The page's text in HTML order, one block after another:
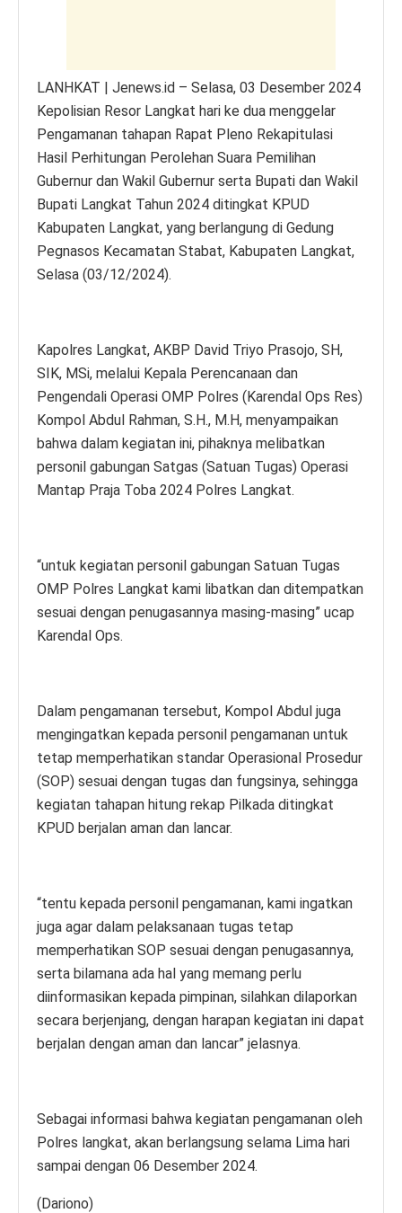
LANHKAT | Jenews.id – Selasa, 03 Desember 2024
Kepolisian Resor Langkat hari ke dua menggelar
Pengamanan tahapan Rapat Pleno Rekapitulasi
Hasil Perhitungan Perolehan Suara Pemilihan
Gubernur dan Wakil Gubernur serta Bupati dan Wakil
Bupati Langkat Tahun 2024 ditingkat KPUD
Kabupaten Langkat, yang berlangung di Gedung
Pegnasos Kecamatan Stabat, Kabupaten Langkat,
Selasa (03/12/2024).
Kapolres Langkat, AKBP David Triyo Prasojo, SH,
SIK, MSi, melalui Kepala Perencanaan dan
Pengendali Operasi OMP Polres (Karendal Ops Res)
Kompol Abdul Rahman, S.H., M.H, menyampaikan
bahwa dalam kegiatan ini, pihaknya melibatkan
personil gabungan Satgas (Satuan Tugas) Operasi
Mantap Praja Toba 2024 Polres Langkat.
“untuk kegiatan personil gabungan Satuan Tugas
OMP Polres Langkat kami libatkan dan ditempatkan
sesuai dengan penugasannya masing-masing” ucap
Karendal Ops.
Dalam pengamanan tersebut, Kompol Abdul juga
mengingatkan kepada personil pengamanan untuk
tetap memperhatikan standar Operasional Prosedur
(SOP) sesuai dengan tugas dan fungsinya, sehingga
kegiatan tahapan hitung rekap Pilkada ditingkat
KPUD berjalan aman dan lancar.
“tentu kepada personil pengamanan, kami ingatkan
juga agar dalam pelaksanaan tugas tetap
memperhatikan SOP sesuai dengan penugasannya,
serta bilamana ada hal yang memang perlu
diinformasikan kepada pimpinan, silahkan dilaporkan
secara berjenjang, dengan harapan kegiatan ini dapat
berjalan dengan aman dan lancar” jelasnya.
Sebagai informasi bahwa kegiatan pengamanan oleh
Polres langkat, akan berlangsung selama Lima hari
sampai dengan 06 Desember 2024.
(Dariono)